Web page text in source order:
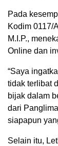
Pada
Kodim 0117/
M.I.P.,
Online dan
“Saya
tidak terlibat
bijak dalam
dari
siapapun
Selain itu,